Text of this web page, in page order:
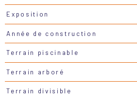
Exposition
Année de construction
Terrain piscinable
Terrain arboré
Terrain divisible